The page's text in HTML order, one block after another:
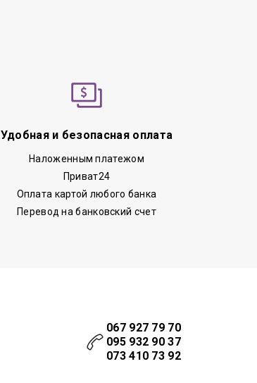
Удобная и безопасная оплата
Наложенным платежом
Приват24
Оплата картой любого банка
Перевод на банковский счет
067 927 79 70
095 932 90 37
073 410 73 92